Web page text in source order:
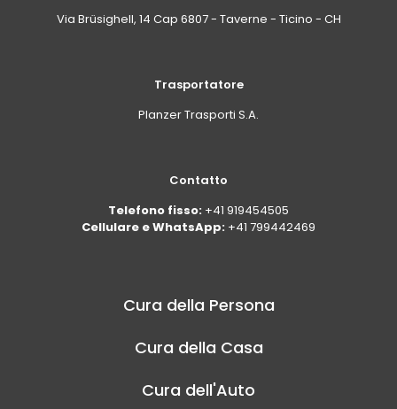
Via Brüsighell, 14 Cap 6807 - Taverne - Ticino - CH
Trasportatore
Planzer Trasporti S.A.
Contatto
Telefono fisso: +41 919454505
Cellulare e WhatsApp: +41 799442469
Cura della Persona
Cura della Casa
Cura dell'Auto